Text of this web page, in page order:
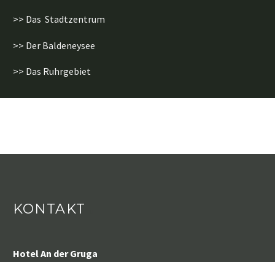
>> Das Stadtzentrum
>> Der Baldeneysee
>> Das Ruhrgebiet
KONTAKT
Hotel An der Gruga